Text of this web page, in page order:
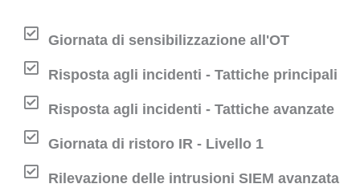
Giornata di sensibilizzazione all'OT
Risposta agli incidenti - Tattiche principali
Risposta agli incidenti - Tattiche avanzate
Giornata di ristoro IR - Livello 1
Rilevazione delle intrusioni SIEM avanzata